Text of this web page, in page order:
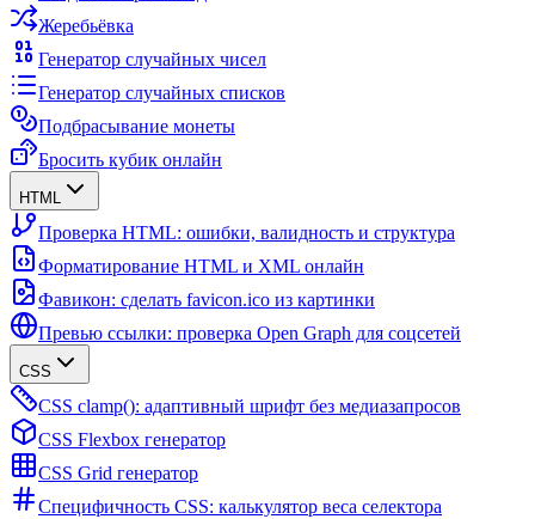
Жеребьёвка
Генератор случайных чисел
Генератор случайных списков
Подбрасывание монеты
Бросить кубик онлайн
HTML
Проверка HTML: ошибки, валидность и структура
Форматирование HTML и XML онлайн
Фавикон: сделать favicon.ico из картинки
Превью ссылки: проверка Open Graph для соцсетей
CSS
CSS clamp(): адаптивный шрифт без медиазапросов
CSS Flexbox генератор
CSS Grid генератор
Специфичность CSS: калькулятор веса селектора